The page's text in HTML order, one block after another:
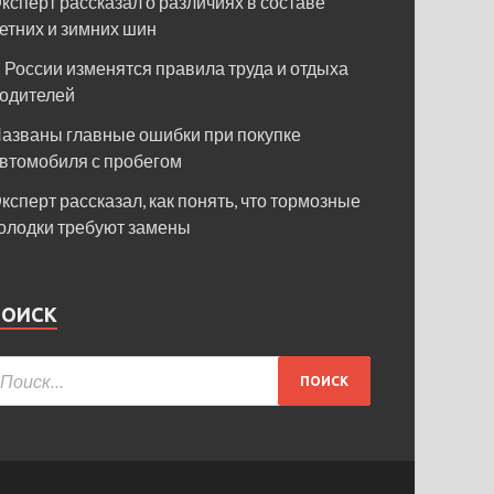
и зимних шин
России изменятся правила труда и отдыха
главные ошибки при покупке
с пробегом
рассказал, как понять, что тормозные
требуют замены